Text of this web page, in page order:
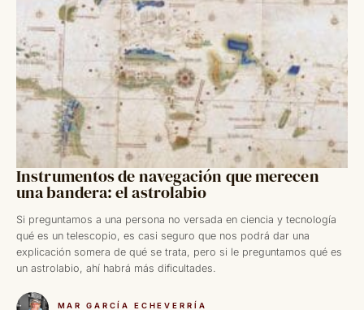
Instrumentos de navegación que merecen
una bandera: el astrolabio
Si preguntamos a una persona no versada en ciencia y tecnología
qué es un telescopio, es casi seguro que nos podrá dar una
explicación somera de qué se trata, pero si le preguntamos qué es
un astrolabio, ahí habrá más dificultades.
MAR GARCÍA ECHEVERRÍA